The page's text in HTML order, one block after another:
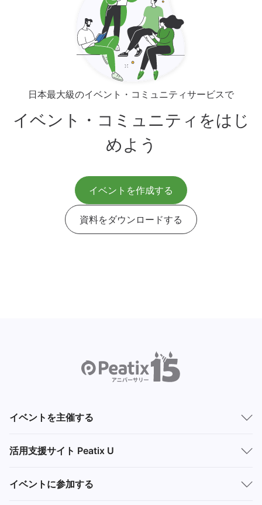
日本最大級のイベント・コミュニティサービスで
イベント・コミュニティをはじ
めよう
イベントを作成する
資料をダウンロードする
イベントを主催する
活用支援サイト Peatix U
イベントに参加する